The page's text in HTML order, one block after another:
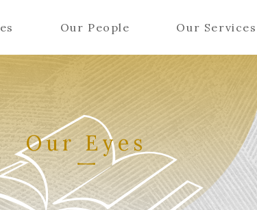
Our People Our Services
Our Eyes